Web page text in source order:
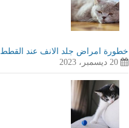
خطورة امراض جلد الانف عند القطط
20 ديسمبر، 2023